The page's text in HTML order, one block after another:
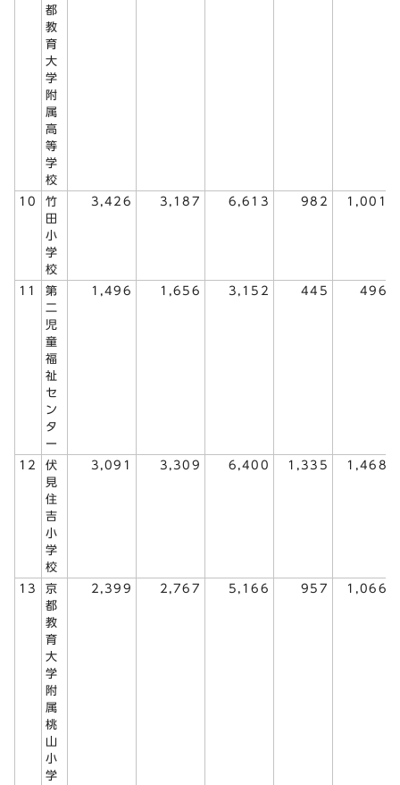
都
教
育
大
学
附
属
高
等
学
校
10
竹
田
小
学
校
3,426 3,187 6,613 982 1,001
11
第
二
児
童
福
祉
セ
ン
タ
ー
1,496 1,656 3,152 445 496
12
伏
見
住
吉
小
学
校
3,091 3,309 6,400 1,335 1,468
13
京
都
教
育
大
学
附
属
桃
山
小
学
2,399 2,767 5,166 957 1,066